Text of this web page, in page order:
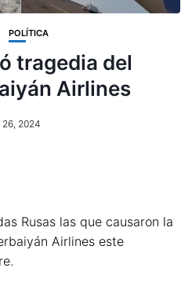
POLÍTICA
tragedia del
Airlines
2024
Rusas las que causaron la
Airlines este